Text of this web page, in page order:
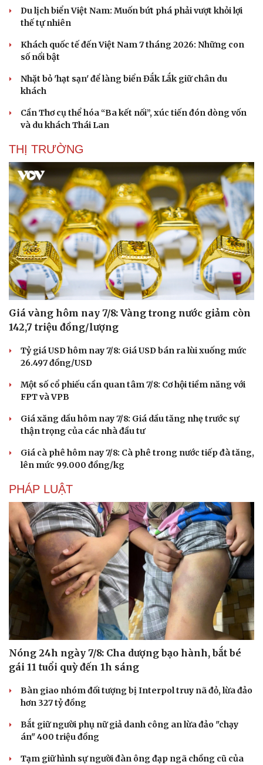
Du lịch
Tư vấn
check-in
Cửa sổ tình yêu
Kể chuyện cho bé
Hạt giống tâm hồn
Du lịch biển Việt Nam: Muốn bứt phá phải vượt khỏi lợi
thế tự nhiên
Khách quốc tế đến Việt Nam 7 tháng 2026: Những con
số nổi bật
Nhặt bỏ 'hạt sạn' để làng biển Đắk Lắk giữ chân du
khách
Cần Thơ cụ thể hóa “Ba kết nối”, xúc tiến đón dòng vốn
và du khách Thái Lan
THỊ TRƯỜNG
Giá vàng hôm nay 7/8: Vàng trong nước giảm còn
142,7 triệu đồng/lượng
Tỷ giá USD hôm nay 7/8: Giá USD bán ra lùi xuống mức
26.497 đồng/USD
Một số cổ phiếu cần quan tâm 7/8: Cơ hội tiềm năng với
FPT và VPB
Giá xăng dầu hôm nay 7/8: Giá dầu tăng nhẹ trước sự
thận trọng của các nhà đầu tư
Giá cà phê hôm nay 7/8: Cà phê trong nước tiếp đà tăng,
lên mức 99.000 đồng/kg
PHÁP LUẬT
Nóng 24h ngày 7/8: Cha dượng bạo hành, bắt bé
gái 11 tuổi quỳ đến 1h sáng
Bàn giao nhóm đối tượng bị Interpol truy nã đỏ, lừa đảo
hơn 327 tỷ đồng
Bắt giữ người phụ nữ giả danh công an lừa đảo "chạy
án" 400 triệu đồng
Tạm giữ hình sự người đàn ông đạp ngã chồng cũ của